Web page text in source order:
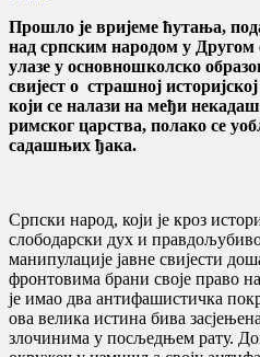
Прошло је вријеме ћутања,
над српским народом у Другом
улазе у основношколско
свијест о страшној
који се налази на међи
римског царства, полако се
садашњих ђака.
Српски народ, који је кроз
слободарски дух и
манипулације јавне свијести
фронтовима брани своје право
је имао два антифашистичка
ова велика истина бива
злочинима у посљедњем рату.